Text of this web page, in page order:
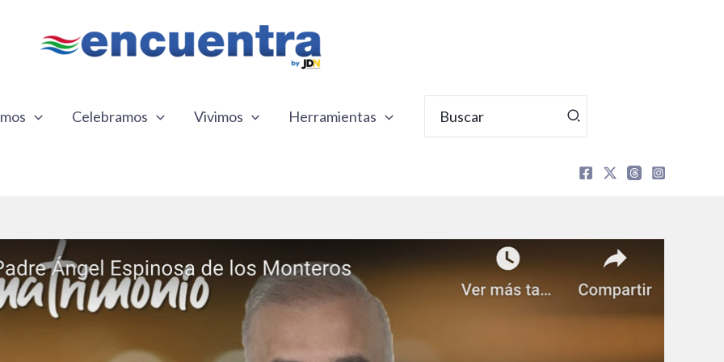
Celebramos Vivimos Herramientas
por: